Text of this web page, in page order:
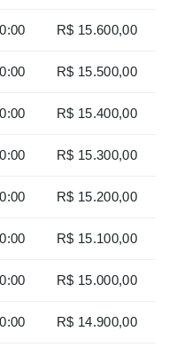
R$ 15.600,00
R$ 15.500,00
R$ 15.400,00
R$ 15.300,00
R$ 15.200,00
R$ 15.100,00
R$ 15.000,00
R$ 14.900,00